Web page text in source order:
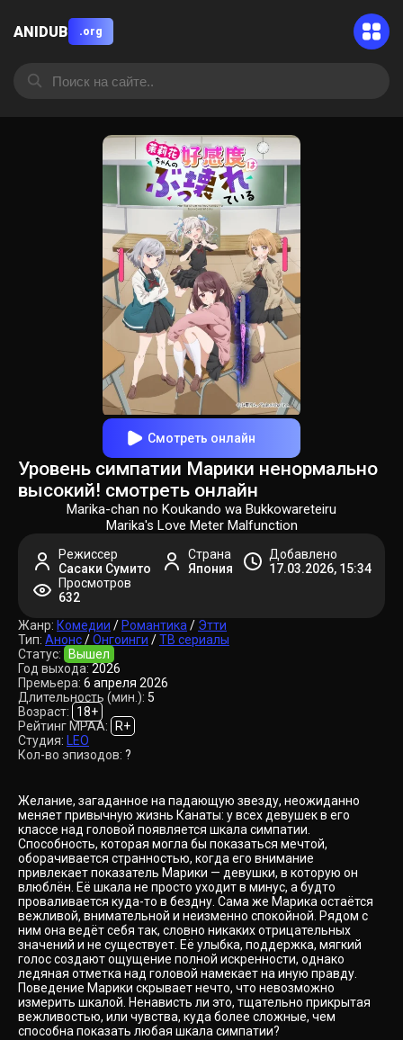
ANIDUB .org
Смотреть онлайн
Уровень симпатии Марики ненормально
высокий! смотреть онлайн
Marika-chan no Koukando wa Bukkowareteiru
Marika's Love Meter Malfunction
Режиссер
Сасаки Сумито
Страна
Япония
Добавлено
17.03.2026, 15:34
Просмотров
632
Жанр: Комедии / Романтика/ Этти
Тип: Анонс/Онгоинги /ТВ сериалы
Статус:
Вышел
Год выхода: 2026
Премьера: 6 апреля 2026
Длительность (мин.): 5
Возраст:
18+
Рейтинг MPAA:
R+
Студия: LEO
Кол-во эпизодов: ?
Желание, загаданное на падающую звезду, неожиданно
меняет привычную жизнь Канаты: у всех девушек в его
классе над головой появляется шкала симпатии.
Способность, которая могла бы показаться мечтой,
оборачивается странностью, когда его внимание
привлекает показатель Марики — девушки, в которую он
влюблён. Её шкала не просто уходит в минус, а будто
проваливается куда-то в бездну. Сама же Марика остаётся
вежливой, внимательной и неизменно спокойной. Рядом с
ним она ведёт себя так, словно никаких отрицательных
значений и не существует. Её улыбка, поддержка, мягкий
голос создают ощущение полной искренности, однако
ледяная отметка над головой намекает на иную правду.
Поведение Марики скрывает нечто, что невозможно
измерить шкалой. Ненависть ли это, тщательно прикрытая
вежливостью, или чувства, куда более сложные, чем
способна показать любая шкала симпатии?